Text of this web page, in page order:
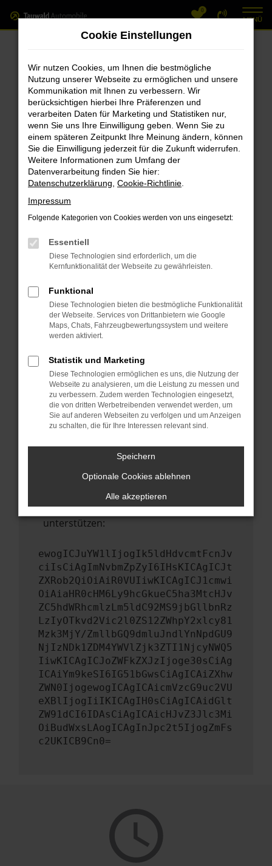
Zum
Hauptinhalt
0
MENÜ
Beim Laden ist ein Fehler aufgetreten.
Hier sind ein paar Tipps, die dir helfen können:
Überprüfe deine Firewall und deine
Internetverbindung.
Laden andere Webseiten, zum Beispiel
deine Suchmaschine?
Prüfe deine Browsererweiterungen.
Manche Erweiterungen, wie Werbeblocker,
können das Laden bestimmter Seiten
anderen Browser oder in einem privaten
Fenster?
Das kann manchmal helfen,
vorübergehende Probleme zu beheben.
Stelle sicher, dass dein Browser und dein
sind.
Veraltete Software birgt nicht nur ein
Sicherheitsrisiko, sondern kann auch dazu
führen, dass bestimmte Funktionen nicht
mehr unterstützt werden.
Wenn du alle oben genannten Schritte
versucht hast, kontaktiere uns bitte. Wir
werden versuchen, das Problem zu
beheben. Du kannst uns diesen Text
schicken, um uns bei der Fehlersuche zu
unterstützen:
ewogICJuYW1lIjogIk5ldHdvcmtFcnJv
ciIsCiAgImNvbmZpZyI6IHsKICAgICJt
ZXRob2QiOiAiR0VUIiwKICAgICJ1cmwi
OiAiaHR0cHM6Ly9hcGkueC5ha3MtcHJv
ZC5hdWRhcmlzLm5ldC92MS9jbGllbnRz
LzIyOTkvd2Vic2l0ZS12ZWhpY2xlcy81
Mzk3MjY/ZmllbGQ9dmluJndlYnNpdGU9
NjIzNDk1ZDM4YWVlZjk3ZTI1NjcyNWQ5
IiwKICAgICJoZWFkZXJzIjoge30sCiAg
ICAiYm9keSI6IG51bGwsCiAgICAiZXhw
ZWN0IjogewogICAgICAicmVzcG9uc2VU
eXBlIjogIiIKICAgIH0sCiAgICAidGlt
ZW91dCI6IDAsCiAgICAicHJvZ3Jlc3Mi
OiBudWxsLAogICAgInJpc2t5IjogZmFs
c2UKICB9Cn0=
Cookie Einstellungen
Wir nutzen Cookies, um Ihnen die bestmögliche
Nutzung unserer Webseite zu ermöglichen und unsere
Kommunikation mit Ihnen zu verbessern. Wir
berücksichtigen hierbei Ihre Präferenzen und
verarbeiten Daten für Marketing und Statistiken nur,
wenn Sie uns Ihre Einwilligung geben. Wenn Sie zu
einem späteren Zeitpunkt Ihre Meinung ändern, können
Sie die Einwilligung jederzeit für die Zukunft widerrufen.
Weitere Informationen zum Umfang der
Datenverarbeitung finden Sie hier:
Datenschutzerklärung Cookie-Richtlinie
Impressum
Folgende Kategorien von Cookies werden von uns eingesetzt:
Essentiell
Diese Technologien sind erforderlich, um die
Kernfunktionalität der Webseite zu gewährleisten.
Funktional
Diese Technologien bieten die bestmögliche Funktionalität
der Webseite. Services von Drittanbietern wie Google
Maps, Chats, Fahrzeugbewertungssystem und weitere
werden aktiviert.
Statistik und Marketing
Diese Technologien ermöglichen es uns, die Nutzung der
Webseite zu analysieren, um die Leistung zu messen und
zu verbessern. Zudem werden Technologien eingesetzt,
die von dritten Werbetreibenden verwendet werden, um
Sie auf anderen Webseiten zu verfolgen und um Anzeigen
zu schalten, die für Ihre Interessen relevant sind.
Speichern
Optionale Cookies ablehnen
Alle akzeptieren